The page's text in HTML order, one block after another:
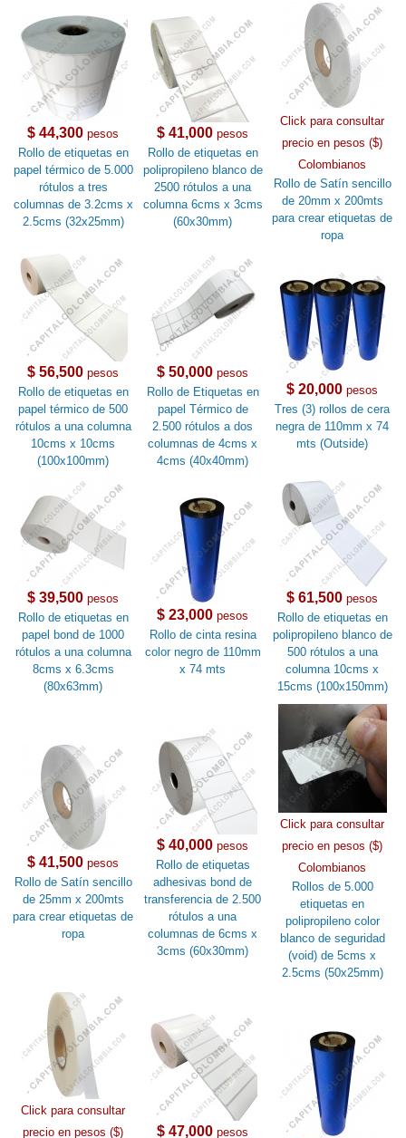
$ 44,300 pesos
Rollo de etiquetas en
papel térmico de 5.000
rótulos a tres
columnas de 3.2cms x
2.5cms (32x25mm)
$ 41,000 pesos
Rollo de etiquetas en
polipropileno blanco de
2500 rótulos a una
columna 6cms x 3cms
(60x30mm)
Click para consultar
precio en pesos ($)
Colombianos
Rollo de Satín sencillo
de 20mm x 200mts
para crear etiquetas de
ropa
$ 56,500 pesos
Rollo de etiquetas en
papel térmico de 500
rótulos a una columna
10cms x 10cms
(100x100mm)
$ 50,000 pesos
Rollo de Etiquetas en
papel Térmico de
2.500 rótulos a dos
columnas de 4cms x
4cms (40x40mm)
$ 20,000 pesos
Tres (3) rollos de cera
negra de 110mm x 74
mts (Outside)
$ 39,500 pesos
Rollo de etiquetas en
papel bond de 1000
rótulos a una columna
8cms x 6.3cms
(80x63mm)
$ 23,000 pesos
Rollo de cinta resina
color negro de 110mm
x 74 mts
$ 61,500 pesos
Rollo de etiquetas en
polipropileno blanco de
500 rótulos a una
columna 10cms x
15cms (100x150mm)
$ 41,500 pesos
Rollo de Satín sencillo
de 25mm x 200mts
para crear etiquetas de
ropa
$ 40,000 pesos
Rollo de etiquetas
adhesivas bond de
transferencia de 2.500
rótulos a una
columnas de 6cms x
3cms (60x30mm)
Click para consultar
precio en pesos ($)
Colombianos
Rollos de 5.000
etiquetas en
polipropileno color
blanco de seguridad
(void) de 5cms x
2.5cms (50x25mm)
Click para consultar
precio en pesos ($)
$ 47,000 pesos